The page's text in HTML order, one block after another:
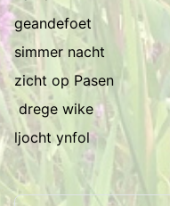
geandefoet
simmer nacht
zicht op Pasen
drege wike
ljocht ynfol